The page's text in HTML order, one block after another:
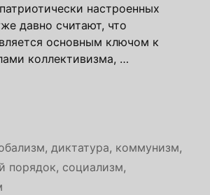
настроенных
давно считают, что
основным ключом к
коллективизма, …
, диктатура, коммунизм,
порядок, социализм,